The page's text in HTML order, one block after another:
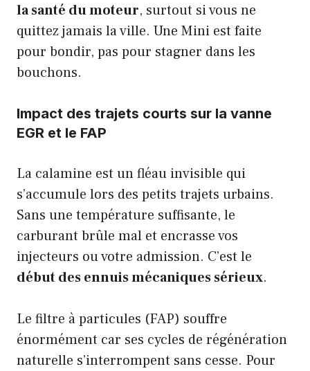
la santé du moteur, surtout si vous ne
quittez jamais la ville. Une Mini est faite
pour bondir, pas pour stagner dans les
bouchons.
Impact des trajets courts sur la vanne
EGR et le FAP
La calamine est un fléau invisible qui
s’accumule lors des petits trajets urbains.
Sans une température suffisante, le
carburant brûle mal et encrasse vos
injecteurs ou votre admission. C’est le
début des ennuis mécaniques sérieux.
Le filtre à particules (FAP) souffre
énormément car ses cycles de régénération
naturelle s’interrompent sans cesse. Pour